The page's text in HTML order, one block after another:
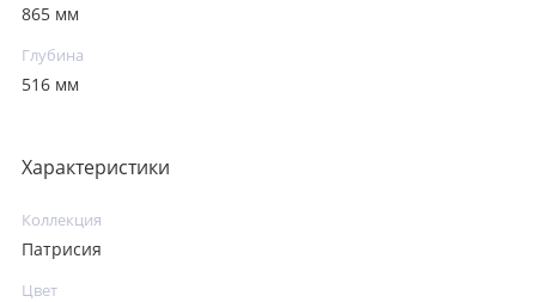
865 мм
Глубина
516 мм
Характеристики
Коллекция
Патрисия
Цвет